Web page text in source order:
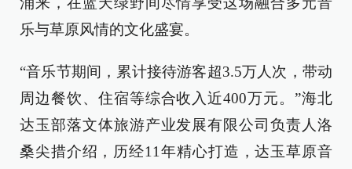
乐与草原风情的文化盛宴。
“音乐节期间，累计接待游客超3.5万人次，带动
周边餐饮、住宿等综合收入近400万元。”海北
达玉部落文体旅游产业发展有限公司负责人洛
桑尖措介绍，历经11年精心打造，达玉草原音